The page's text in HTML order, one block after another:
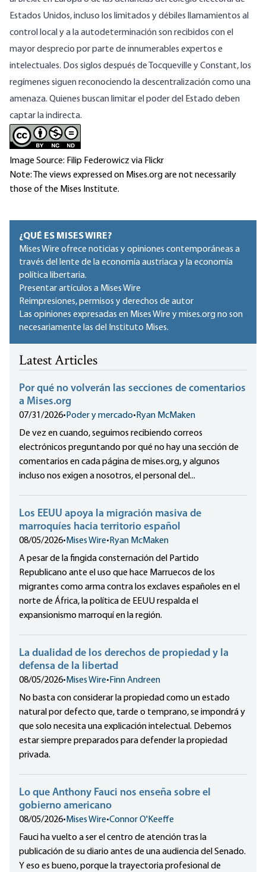
Estados Unidos, incluso los limitados y débiles llamamientos al
control local y a la autodeterminación son recibidos con el
mayor desprecio por parte de innumerables expertos e
intelectuales. Dos siglos después de Tocqueville y Constant, los
regímenes siguen reconociendo la descentralización como una
amenaza. Quienes buscan limitar el poder del Estado deben
captar la indirecta.
Image Source: Filip Federowicz via Flickr
Note: The views expressed on Mises.org are not necessarily
those of the Mises Institute.
¿QUÉ ES MISES WIRE?
Mises Wire ofrece noticias y opiniones contemporáneas a
través del lente de la economía austriaca y la economía
política libertaria.
Presentar artículos a Mises Wire
Reimpresiones, permisos y derechos de autor
Las opiniones expresadas en Mises Wire y mises.org no son
necesariamente las del Instituto Mises.
Latest Articles
Por qué no volverán las secciones de comentarios
a Mises.org
07/31/2026• Poder y mercado• Ryan McMaken
De vez en cuando, seguimos recibiendo correos
electrónicos preguntando por qué no hay una sección de
comentarios en cada página de mises.org, y algunos
incluso nos exigen a nosotros, el personal del...
Los EEUU apoya la migración masiva de
marroquíes hacia territorio español
08/05/2026• Mises Wire• Ryan McMaken
A pesar de la fingida consternación del Partido
Republicano ante el uso que hace Marruecos de los
migrantes como arma contra los exclaves españoles en el
norte de África, la política de EEUU respalda el
expansionismo marroquí en la región.
La dualidad de los derechos de propiedad y la
defensa de la libertad
08/05/2026• Mises Wire• Finn Andreen
No basta con considerar la propiedad como un estado
natural por defecto que, tarde o temprano, se impondrá y
que solo necesita una explicación intelectual. Debemos
estar siempre preparados para defender la propiedad
privada.
Lo que Anthony Fauci nos enseña sobre el
gobierno americano
08/05/2026• Mises Wire•Connor O'Keeffe
Fauci ha vuelto a ser el centro de atención tras la
publicación de su diario antes de una audiencia del Senado.
Y eso es bueno, porque la trayectoria profesional de